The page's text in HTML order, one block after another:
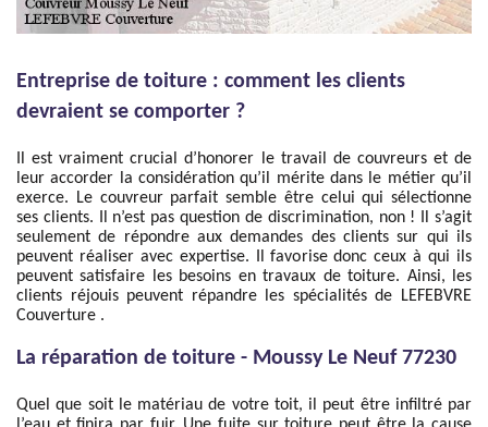
Entreprise de toiture : comment les clients
devraient se comporter ?
Il est vraiment crucial d’honorer le travail de couvreurs et de
leur accorder la considération qu’il mérite dans le métier qu’il
exerce. Le couvreur parfait semble être celui qui sélectionne
ses clients. Il n’est pas question de discrimination, non ! Il s’agit
seulement de répondre aux demandes des clients sur qui ils
peuvent réaliser avec expertise. Il favorise donc ceux à qui ils
peuvent satisfaire les besoins en travaux de toiture. Ainsi, les
clients réjouis peuvent répandre les spécialités de LEFEBVRE
Couverture .
La réparation de toiture - Moussy Le Neuf 77230
Quel que soit le matériau de votre toit, il peut être infiltré par